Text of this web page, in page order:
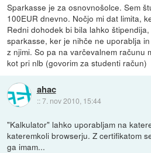
Sparkasse je za osnovnošolce. Sem
100EUR dnevno. Nočjo mi dat limita,
Redni dohodek bi bila lahko
sparkasse, ker je nihče ne uporablja
z njimi. So pa na varčevalnem računu
kot pri nlb (govorim za studenti račun)
ahac
::7. nov 2010, 15:44
"Kalkulator" lahko uporabljam na
kateremkoli browserju. Z certifikatom
ga imam...